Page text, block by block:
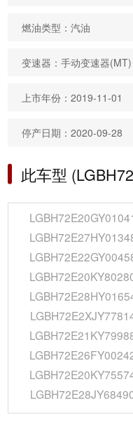
燃油类型：汽油
变速器：手动变速器(MT)
上市年份：2019-11-01
停产日期：2020-09-28
此车型